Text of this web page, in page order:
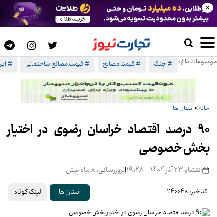
موضوعات داغ: # جنگ # قیمت مصالح # قیمت مصالح ساختمانی #
×
خانه» استان ها
90 درصد اقتصاد خراسان رضوی در اختیار
بخش خصوصی
انتشار: 23 آذر 1404 - 19:28 |بروزرسانی: 8 ماه پیش
کد خبر: 1140048 استان ها لینک کوتاه